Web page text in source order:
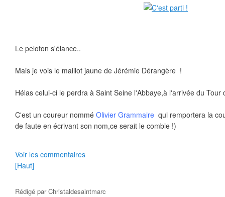
Le peloton s'élance..
Mais je vois le maillot jaune de Jérémie Dérangère !
Hélas celui-ci le perdra à Saint Seine l'Abbaye,à l'arrivée du Tour
C'est un coureur nommé Olivier Grammaire qui remportera la
de faute en écrivant son nom,ce serait le comble !)
Voir les commentaires
[Haut]
Rédigé parChristaldesaintmarc